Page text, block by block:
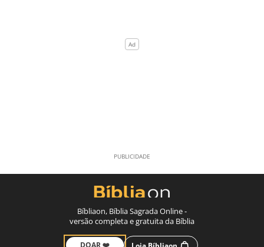
Bíbliaon, Bíblia Sagrada Online -
versão completa e gratuita da Bíblia
DOAR ❤️